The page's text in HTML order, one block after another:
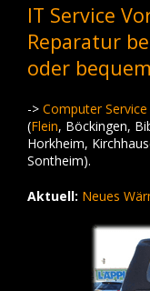
IT Service
Reparatur
oder
-> Computer
(Flein, Böckingen,
Horkheim,
Sontheim).
Aktuell: Neues